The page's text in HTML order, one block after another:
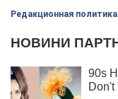
Редакционная политика